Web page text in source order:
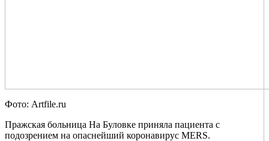
Фото: Artfile.ru
Пражская больница На Буловке приняла пациента с
подозрением на опаснейший коронавирус MERS.